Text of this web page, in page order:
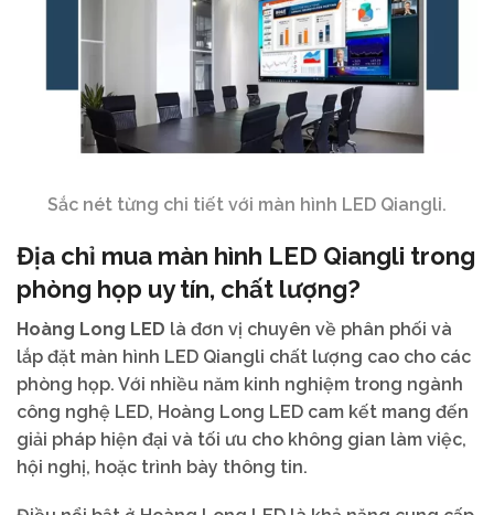
Sắc nét từng chi tiết với màn hình LED Qiangli.
Địa chỉ mua màn hình LED Qiangli trong
phòng họp uy tín, chất lượng?
Hoàng Long LED là đơn vị chuyên về phân phối và
lắp đặt màn hình LED Qiangli chất lượng cao cho các
phòng họp. Với nhiều năm kinh nghiệm trong ngành
công nghệ LED, Hoàng Long LED cam kết mang đến
giải pháp hiện đại và tối ưu cho không gian làm việc,
hội nghị, hoặc trình bày thông tin.